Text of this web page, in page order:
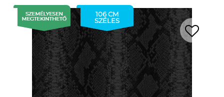
106 CM
SZÉLES